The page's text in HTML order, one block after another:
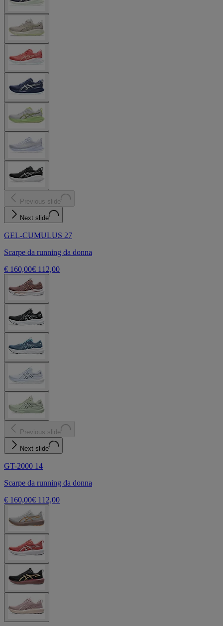
Previous slide
Next slide
GEL-CUMULUS 27
Scarpe da running da donna
€ 160,00€ 112,00
Previous slide
Next slide
GT-2000 14
Scarpe da running da donna
€ 160,00€ 112,00